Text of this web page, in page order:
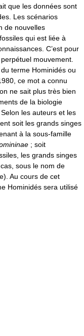
que les données sont
Les scénarios
de nouvelles
qui est liée à
C’est pour
mouvement.
terme Hominidés ou
ce mot a connu
ne sait plus très bien
de la biologie
les auteurs et les
soit les grands singes
à la sous-famille
; soit
les grands singes
sous le nom de
Au cours de cet
Hominidés sera utilisé